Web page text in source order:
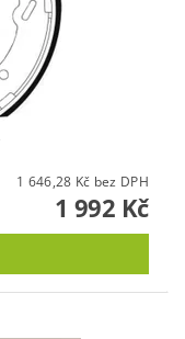
1 646,28 Kč bez DPH
1 992 Kč